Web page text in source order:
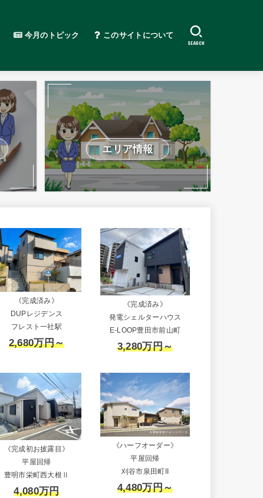
今月のトピック このサイトについて
SEARCH
エリア情報
《完成済み》
DUPレジデンス
フレスト一社駅
2,680万円～
《完成済み》
発電シェルターハウス
E-LOOP豊田市前山町
3,280万円～
《完成初お披露目》
平屋回帰
豊明市栄町西大根Ⅱ
4,080万円
《ハーフオーダー》
平屋回帰
刈谷市泉田町II
4,480万円～